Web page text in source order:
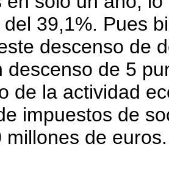
del 39,1%. Pues
descenso de
descenso de 5
de la actividad
impuestos de
millones de euros.